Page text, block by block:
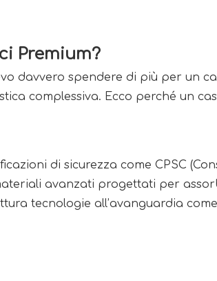
Premium?
davvero spendere di più per un
complessiva. Ecco perché un
di sicurezza come CPSC
avanzati progettati per
tecnologie all’avanguardia